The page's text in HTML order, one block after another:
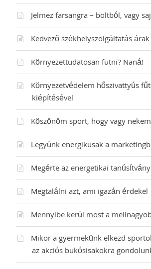
Jelmez farsangra – boltból, vagy
Kedvező székhelyszolgáltatás árak
Környezettudatosan futni? Naná!
Környezetvédelem hőszivattyús
kiépítésével
Köszönöm sport, hogy vagy
Legyünk energikusak a
Megérte az energetikai
Megtalálni azt, ami igazán érdekel
Mennyibe kerül most a
Mikor a gyermekünk elkezd
az akciós bukósisakokra